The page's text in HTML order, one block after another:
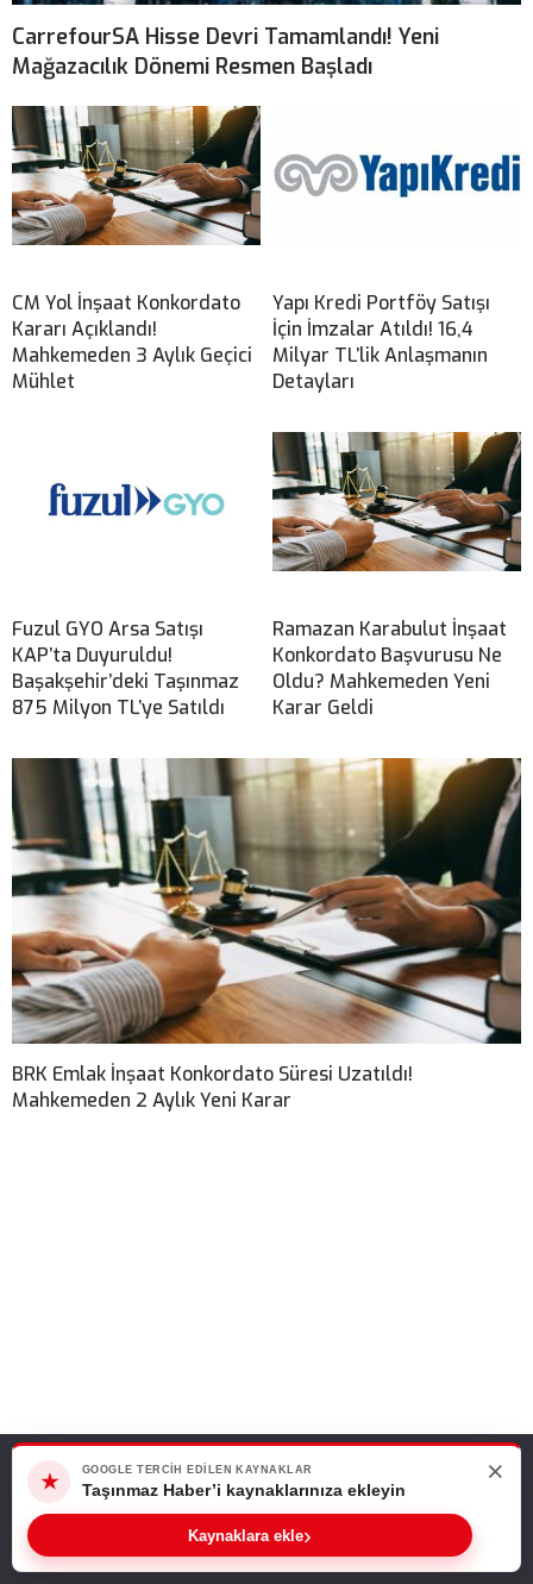
CarrefourSA Hisse Devri Tamamlandı! Yeni
Mağazacılık Dönemi Resmen Başladı
CM Yol İnşaat Konkordato
Kararı Açıklandı!
Mahkemeden 3 Aylık Geçici
Mühlet
Yapı Kredi Portföy Satışı
İçin İmzalar Atıldı! 16,4
Milyar TL’lik Anlaşmanın
Detayları
Fuzul GYO Arsa Satışı
KAP’ta Duyuruldu!
Başakşehir’deki Taşınmaz
875 Milyon TL’ye Satıldı
Ramazan Karabulut İnşaat
Konkordato Başvurusu Ne
Oldu? Mahkemeden Yeni
Karar Geldi
BRK Emlak İnşaat Konkordato Süresi Uzatıldı!
Mahkemeden 2 Aylık Yeni Karar
Web sitemizde size en iyi deneyimi sunabilmemiz için çerezleri
kullanıyoruz. Bu siteyi kullanmaya devam ederseniz, bunu kabul
ettiğinizi varsayarız.
Tamam
★
GOOGLE TERCIH EDILEN KAYNAKLAR
Taşınmaz Haber’i kaynaklarınıza ekleyin
Kaynaklara ekle›
×